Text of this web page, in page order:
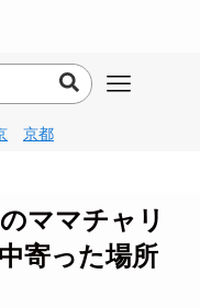
京都
ママチャリ
寄った場所